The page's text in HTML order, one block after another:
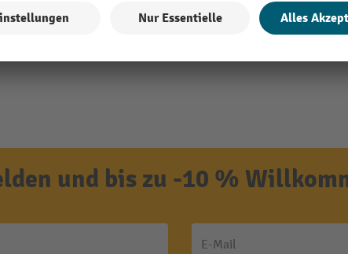
und bis zu -10 %
E-Mail